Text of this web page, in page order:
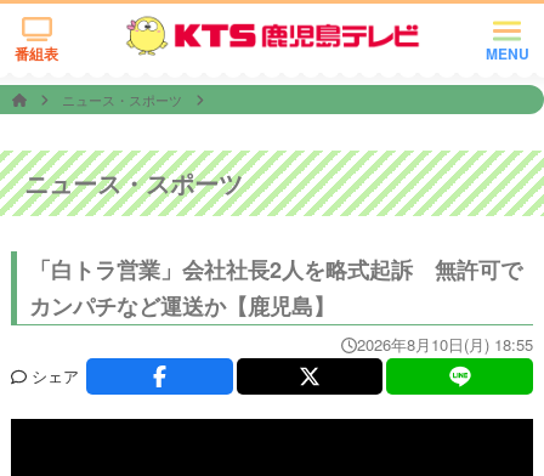
MENU
番組表
ニュース・スポーツ
ニュース・スポーツ
「白トラ営業」会社社長2人を略式起訴 無許可で
カンパチなど運送か【鹿児島】
2026年8月10日(月) 18:55
シェア